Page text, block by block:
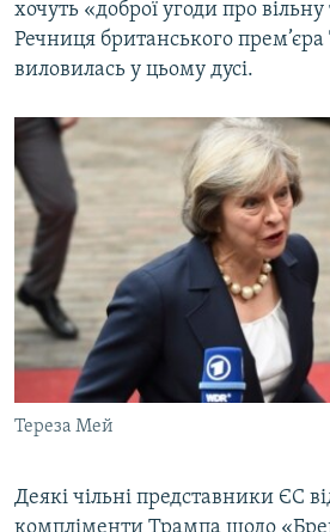
хочуть «доброї угоди про
Речниця британського прем’єра
виловилась у цьому дусі.
Тереза Мей
Деякі чільні представники ЄС